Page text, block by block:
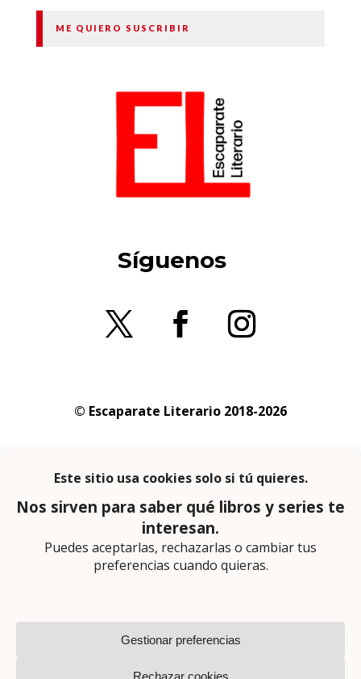
ME QUIERO SUSCRIBIR
Síguenos
© Escaparate Literario 2018-2026
privacidad
En calidad de afiliado de Amazon obtengo
ingresos por las compras adscritas que